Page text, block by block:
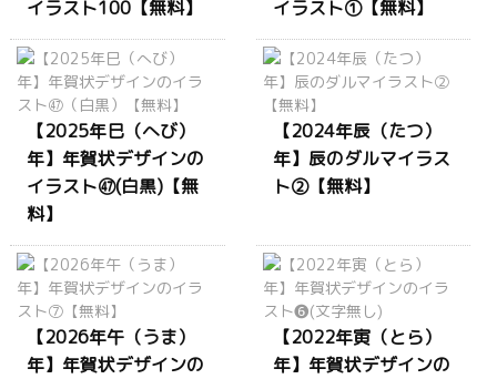
イラスト100【無料】
イラスト①【無料】
【2025年巳（へび）
年】年賀状デザインの
イラスト㊼(白黒)【無
料】
【2024年辰（たつ）
年】辰のダルマイラス
ト②【無料】
【2026年午（うま）
年】年賀状デザインの
【2022年寅（とら）
年】年賀状デザインの